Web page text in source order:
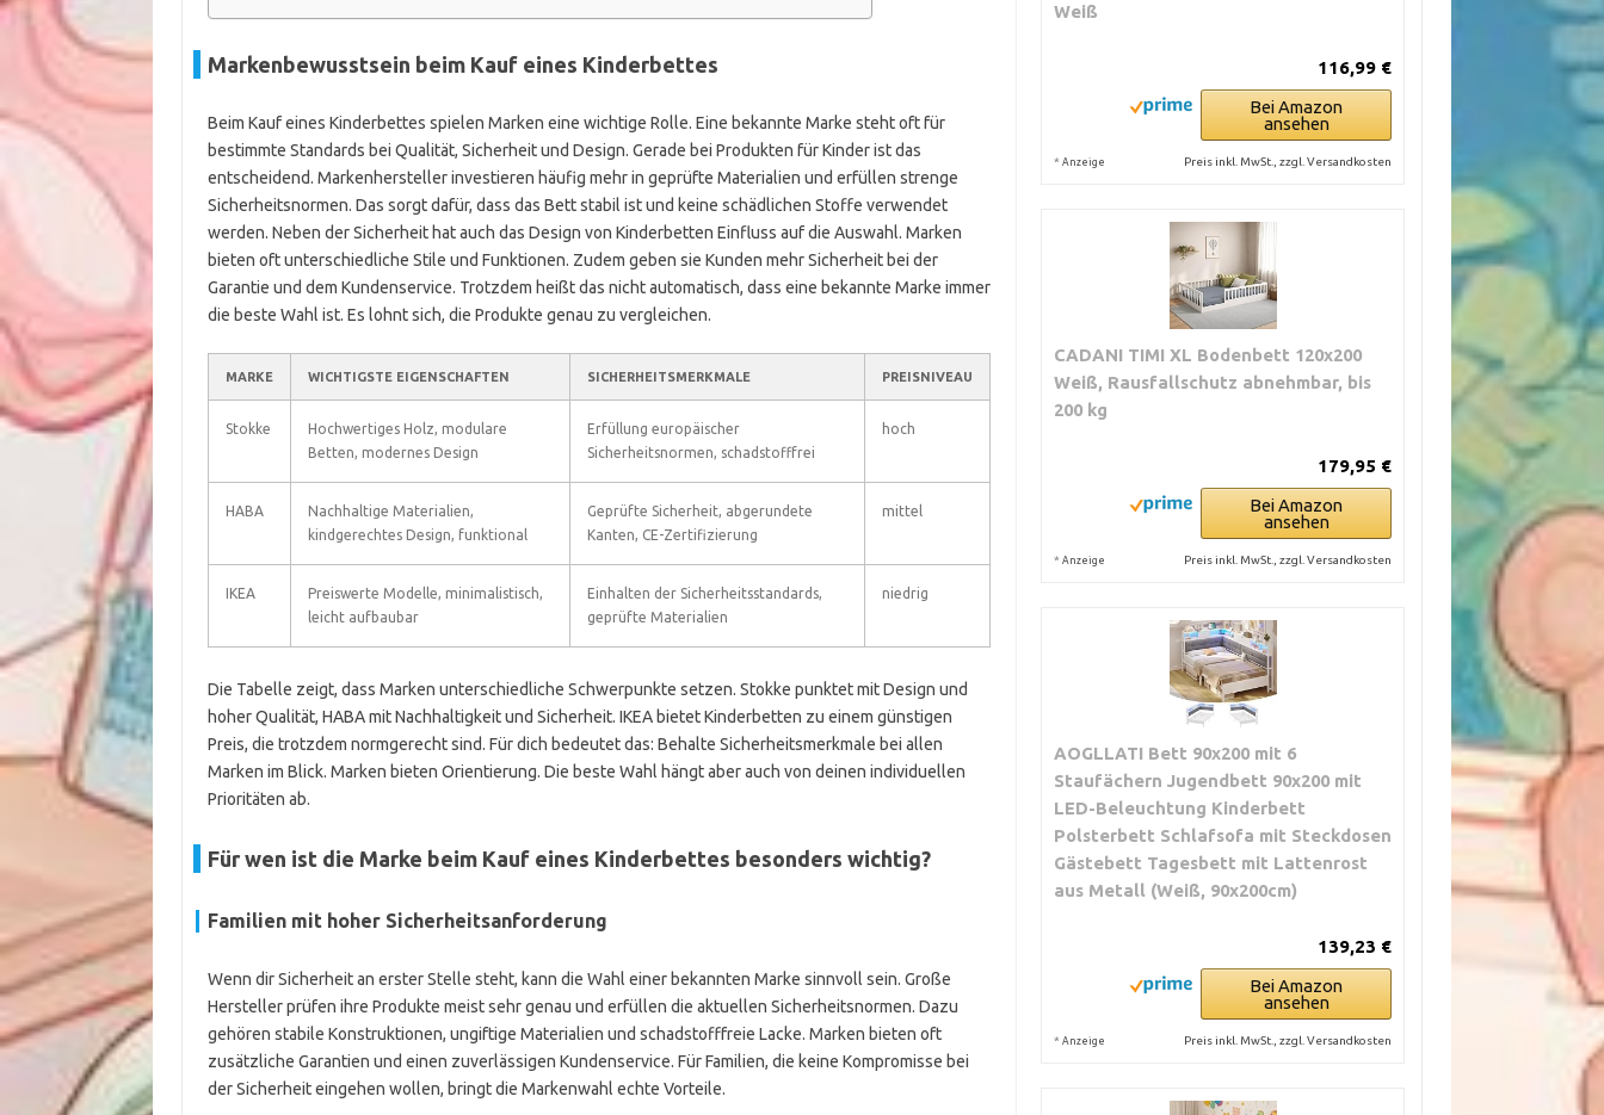
Markenbewusstsein beim Kauf eines Kinderbettes
Beim Kauf eines Kinderbettes spielen Marken eine wichtige Rolle. Eine bekannte Marke steht oft für
bestimmte Standards bei Qualität, Sicherheit und Design. Gerade bei Produkten für Kinder ist das
entscheidend. Markenhersteller investieren häufig mehr in geprüfte Materialien und erfüllen strenge
Sicherheitsnormen. Das sorgt dafür, dass das Bett stabil ist und keine schädlichen Stoffe verwendet
werden. Neben der Sicherheit hat auch das Design von Kinderbetten Einfluss auf die Auswahl. Marken
bieten oft unterschiedliche Stile und Funktionen. Zudem geben sie Kunden mehr Sicherheit bei der
Garantie und dem Kundenservice. Trotzdem heißt das nicht automatisch, dass eine bekannte Marke immer
die beste Wahl ist. Es lohnt sich, die Produkte genau zu vergleichen.
MARKE WICHTIGSTE EIGENSCHAFTEN SICHERHEITSMERKMALE PREISNIVEAU
Stokke
Hochwertiges Holz, modulare
Betten, modernes Design
Erfüllung europäischer
Sicherheitsnormen, schadstofffrei
hoch
HABA
Nachhaltige Materialien,
kindgerechtes Design, funktional
Geprüfte Sicherheit, abgerundete
Kanten, CE-Zertifizierung
mittel
IKEA
Preiswerte Modelle, minimalistisch,
leicht aufbaubar
Einhalten der Sicherheitsstandards,
geprüfte Materialien
niedrig
Die Tabelle zeigt, dass Marken unterschiedliche Schwerpunkte setzen. Stokke punktet mit Design und
hoher Qualität, HABA mit Nachhaltigkeit und Sicherheit. IKEA bietet Kinderbetten zu einem günstigen
Preis, die trotzdem normgerecht sind. Für dich bedeutet das: Behalte Sicherheitsmerkmale bei allen
Marken im Blick. Marken bieten Orientierung. Die beste Wahl hängt aber auch von deinen individuellen
Prioritäten ab.
Für wen ist die Marke beim Kauf eines Kinderbettes besonders wichtig?
Familien mit hoher Sicherheitsanforderung
Wenn dir Sicherheit an erster Stelle steht, kann die Wahl einer bekannten Marke sinnvoll sein. Große
Hersteller prüfen ihre Produkte meist sehr genau und erfüllen die aktuellen Sicherheitsnormen. Dazu
gehören stabile Konstruktionen, ungiftige Materialien und schadstofffreie Lacke. Marken bieten oft
zusätzliche Garantien und einen zuverlässigen Kundenservice. Für Familien, die keine Kompromisse bei
der Sicherheit eingehen wollen, bringt die Markenwahl echte Vorteile.
Weiß
116,99 €
Bei Amazon
ansehen
* Anzeige Preis inkl. MwSt., zzgl. Versandkosten
CADANI TIMI XL Bodenbett 120x200
Weiß, Rausfallschutz abnehmbar, bis
200 kg
179,95 €
Bei Amazon
ansehen
* Anzeige Preis inkl. MwSt., zzgl. Versandkosten
AOGLLATI Bett 90x200 mit 6
Staufächern Jugendbett 90x200 mit
LED-Beleuchtung Kinderbett
Polsterbett Schlafsofa mit Steckdosen
Gästebett Tagesbett mit Lattenrost
aus Metall (Weiß, 90x200cm)
139,23 €
Bei Amazon
ansehen
* Anzeige Preis inkl. MwSt., zzgl. Versandkosten